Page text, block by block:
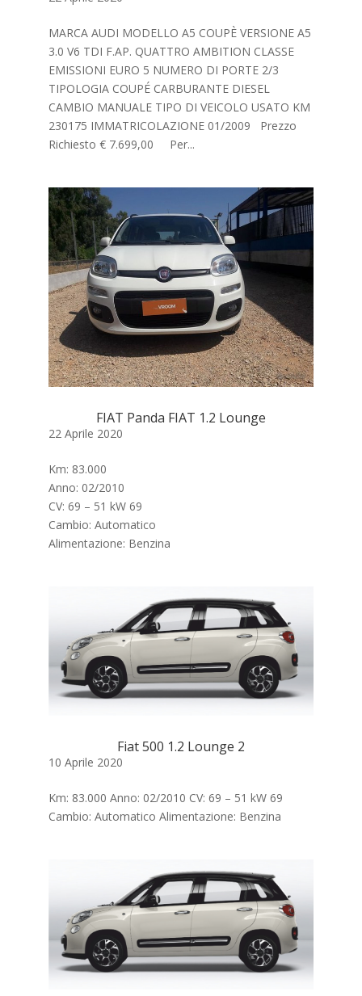
MARCA AUDI MODELLO A5 COUPÈ VERSIONE A5
3.0 V6 TDI F.AP. QUATTRO AMBITION CLASSE
EMISSIONI EURO 5 NUMERO DI PORTE 2/3
TIPOLOGIA COUPÉ CARBURANTE DIESEL
CAMBIO MANUALE TIPO DI VEICOLO USATO KM
230175 IMMATRICOLAZIONE 01/2009 Prezzo
Richiesto € 7.699,00 Per...
FIAT Panda FIAT 1.2 Lounge
22 Aprile 2020
Km: 83.000
Anno: 02/2010
CV: 69 – 51 kW 69
Cambio: Automatico
Alimentazione: Benzina
Fiat 500 1.2 Lounge 2
10 Aprile 2020
Km: 83.000 Anno: 02/2010 CV: 69 – 51 kW 69
Cambio: Automatico Alimentazione: Benzina